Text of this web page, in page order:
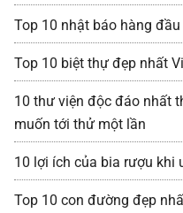
Top 10 nhật báo hàng
Top 10 biệt thự đẹp nhất
10 thư viện độc đáo nhất
muốn tới thử một lần
10 lợi ích của bia rượu khi
Top 10 con đường đẹp